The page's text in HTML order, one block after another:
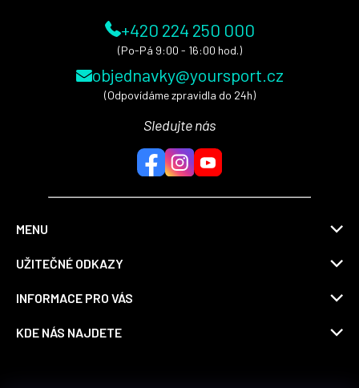
+420 224 250 000
(Po-Pá 9:00 - 16:00 hod.)
objednavky@yoursport.cz
(Odpovídáme zpravidla do 24h)
Sledujte nás
MENU
UŽITEČNÉ ODKAZY
INFORMACE PRO VÁS
KDE NÁS NAJDETE